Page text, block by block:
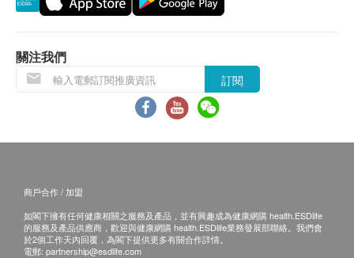
退換條款：
有損毀情況，一經確認簽收，恕不接受退換。
退換產品必須包裝完整，如退換之產品有任何殘缺
或過期退回，供應商有權不受理。
如有其他損壞或遺漏查詢，顧客必須保留有效收據
電話: 2116 0929
關注我們
訂閱
商戶合作 / 加盟
如閣下擁有任何健康相關之服務及產品，並有興趣成為健康網購 health.ESDlife
的服務及產品供應商，歡迎與健康網購 health.ESDlife業務發展部聯絡。我們會
於2個工作天內回覆，為閣下提供更多有關合作詳情。
電郵: partnership@esdlife.com